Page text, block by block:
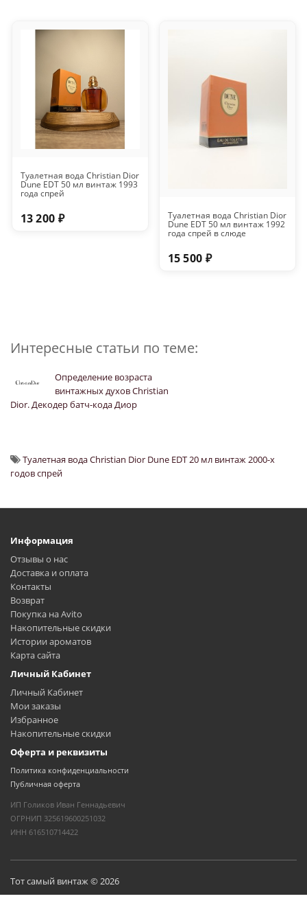
Туалетная вода Christian Dior
Dune EDT 50 мл винтаж 1993
года спрей
13 200 ₽ Туалетная вода Christian Dior
Dune EDT 50 мл винтаж 1992
года спрей в слюде
15 500 ₽
Интересные статьи по теме:
Определение возраста
винтажных духов Christian
Dior. Декодер батч-кода Диор
Туалетная вода Christian Dior Dune EDT 20 мл винтаж 2000-х
годов спрей
Информация
Отзывы о нас
Доставка и оплата
Контакты
Возврат
Покупка на Avito
Накопительные скидки
Истории ароматов
Карта сайта
Личный Кабинет
Личный Кабинет
Мои заказы
Избранное
Накопительные скидки
Оферта и реквизиты
Политика конфиденциальности
Публичная оферта
ИП Голиков Иван Геннадьевич
ОГРНИП 325619600251032
ИНН 616510714422
Тот самый винтаж © 2026